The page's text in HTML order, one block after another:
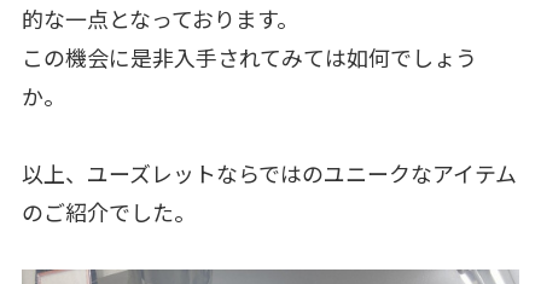
的な一点となっております。
この機会に是非入手されてみては如何でしょう
か。
以上、ユーズレットならではのユニークなアイテム
のご紹介でした。